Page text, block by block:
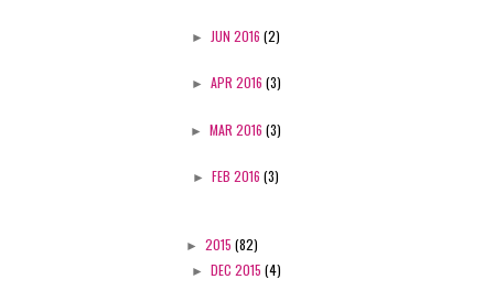
► JUN 2016 (2)
► APR 2016 (3)
► MAR 2016 (3)
► FEB 2016 (3)
► 2015 (82)
► DEC 2015 (4)